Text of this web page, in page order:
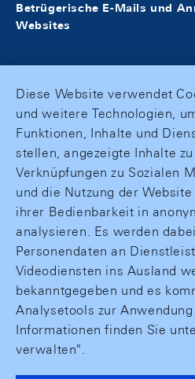
Betrügerische E-Mails und
Websites
Diese Website verwendet
und weitere Technologien,
Funktionen, Inhalte und
stellen, angezeigte Inhalte
Verknüpfungen zu Sozialen
und die Nutzung der
ihrer Bedienbarkeit in
analysieren. Es werden
Personendaten an
Videodiensten ins Ausland
bekanntgegeben und es
Analysetools zur
Informationen finden Sie
verwalten".